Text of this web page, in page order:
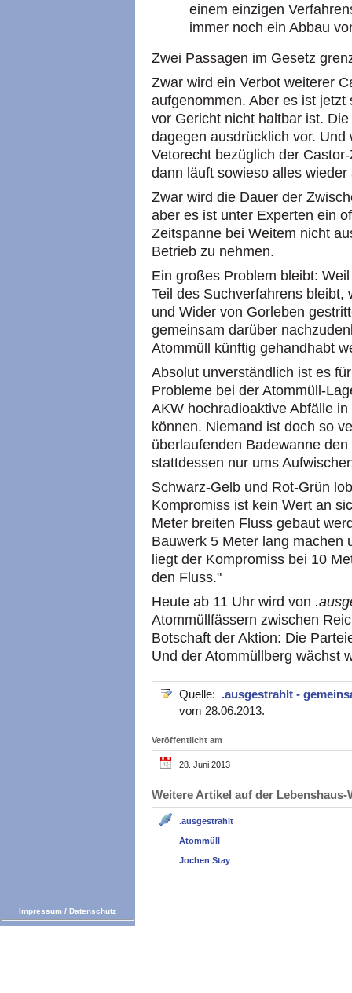
einem einzigen
immer noch ein Abbau
Zwei Passagen im Gesetz
Zwar wird ein Verbot weiterer
aufgenommen. Aber es ist
vor Gericht nicht haltbar ist.
dagegen ausdrücklich vor.
Vetorecht bezüglich der
dann läuft sowieso alles
Zwar wird die Dauer der
aber es ist unter Experten ein
Zeitspanne bei Weitem nicht
Betrieb zu nehmen.
Ein großes Problem bleibt:
Teil des Suchverfahrens
und Wider von Gorleben
gemeinsam darüber
Atommüll künftig gehandhabt
Absolut unverständlich ist es
Probleme bei der Atommüll-
AKW hochradioaktive Abfälle
können. Niemand ist doch so
überlaufenden Badewanne
stattdessen nur ums
Schwarz-Gelb und Rot-Grün
Kompromiss ist kein Wert an
Meter breiten Fluss gebaut
Bauwerk 5 Meter lang machen
liegt der Kompromiss bei 10
den Fluss."
Heute ab 11 Uhr wird von
Atommüllfässern zwischen
Botschaft der Aktion: Die
Und der Atommüllberg wächst
Quelle: .ausgestrahlt -
vom 28.06.2013.
Veröffentlicht am
28. Juni 2013
Weitere Artikel auf der
.ausgestrahlt
Atommüll
Jochen Stay
Impressum / Datenschutz